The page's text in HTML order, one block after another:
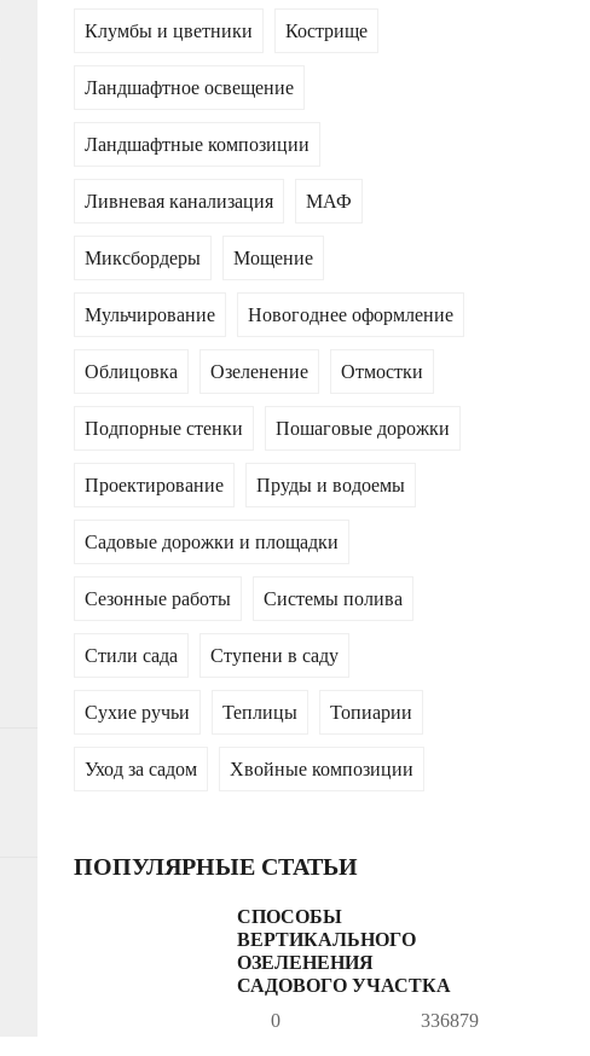
Клумбы и цветники Кострище
Ландшафтное освещение
Ландшафтные композиции
Ливневая канализация МАФ
Миксбордеры Мощение
Мульчирование Новогоднее оформление
Облицовка Озеленение Отмостки
Подпорные стенки Пошаговые дорожки
Проектирование Пруды и водоемы
Садовые дорожки и площадки
Сезонные работы Системы полива
Стили сада Ступени в саду
Сухие ручьи Теплицы Топиарии
Уход за садом Хвойные композиции
ПОПУЛЯРНЫЕ СТАТЬИ
СПОСОБЫ
ВЕРТИКАЛЬНОГО
ОЗЕЛЕНЕНИЯ
САДОВОГО УЧАСТКА
0
336879